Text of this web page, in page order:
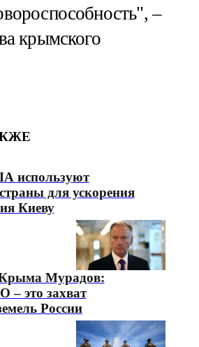
–
крымского
используют
для ускорения
Киеву
Мурадов:
– это захват
России